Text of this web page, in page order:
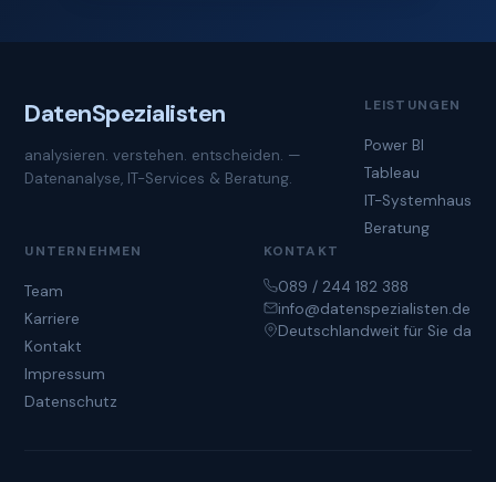
DatenSpezialisten
analysieren. verstehen. entscheiden. —
Datenanalyse, IT-Services & Beratung.
LEISTUNGEN
Power BI
Tableau
IT-Systemhaus
Beratung
UNTERNEHMEN
Team
Karriere
Kontakt
Impressum
Datenschutz
KONTAKT
089 / 244 182 388
info@datenspezialisten.de
Deutschlandweit für Sie da